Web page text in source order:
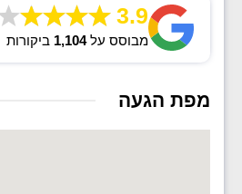
3.9
מבוסס על1,104 ביקורות
מפת הגעה